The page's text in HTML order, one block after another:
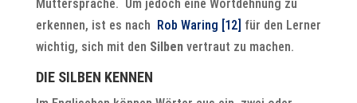
Muttersprache. Um jedoch eine Wortdehnung zu
erkennen, ist es nach Rob Waring [12] für den Lerner
wichtig, sich mit den Silben vertraut zu machen.
DIE SILBEN KENNEN